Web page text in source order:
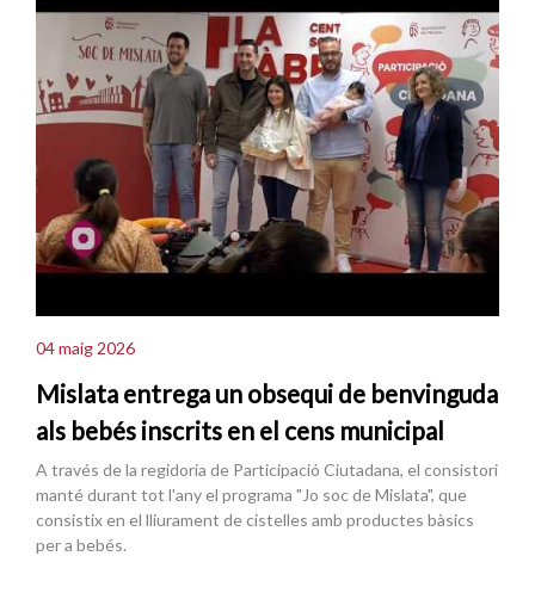
04 maig 2026
Mislata entrega un obsequi de benvinguda
als bebés inscrits en el cens municipal
A través de la regidoria de Participació Ciutadana, el consistori
manté durant tot l'any el programa "Jo soc de Mislata", que
consistix en el lliurament de cistelles amb productes bàsics
per a bebés.